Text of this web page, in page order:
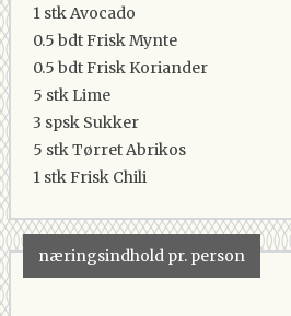
1 stkAvocado
0.5 bdtFrisk Mynte
0.5 bdtFrisk Koriander
5 stk Lime
3 spsk Sukker
5 stkTørret Abrikos
1 stkFrisk Chili
næringsindhold pr. person